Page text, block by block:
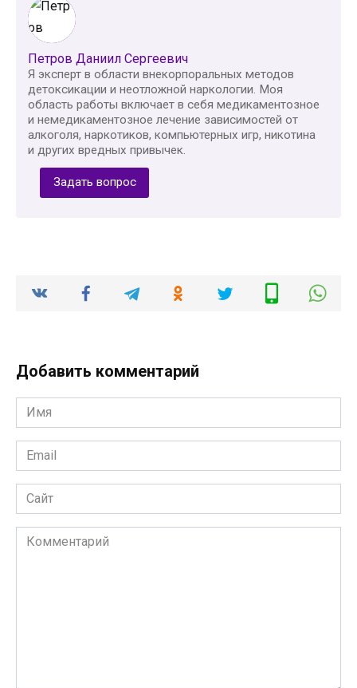
Петров Даниил Сергеевич
Я эксперт в области внекорпоральных методов
детоксикации и неотложной наркологии. Моя
область работы включает в себя медикаментозное
и немедикаментозное лечение зависимостей от
алкоголя, наркотиков, компьютерных игр, никотина
и других вредных привычек.
Задать вопрос
Добавить комментарий
Имя
*
Email
*
Сайт
Комментарий